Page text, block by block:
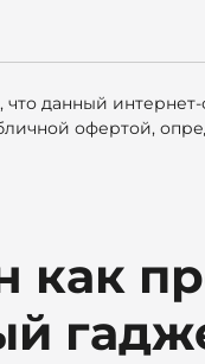
данный интернет-
офертой,
как